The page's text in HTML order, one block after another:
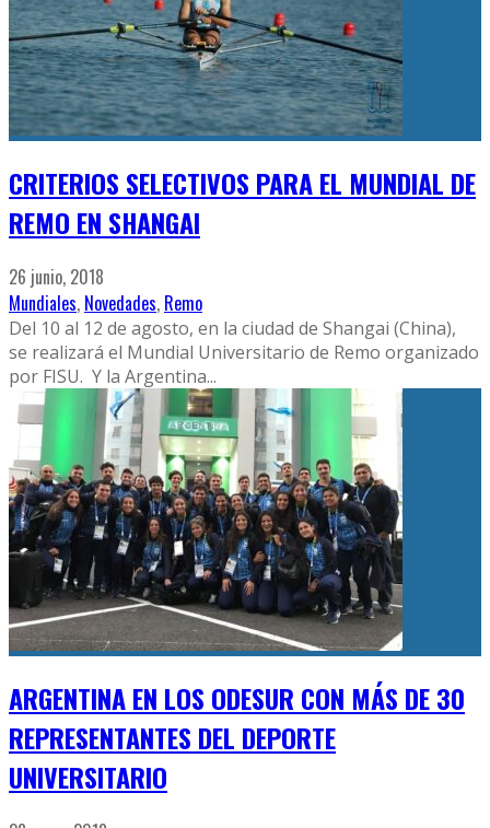
CRITERIOS SELECTIVOS PARA EL MUNDIAL DE
REMO EN SHANGAI
26 junio, 2018
Mundiales, Novedades, Remo
Del 10 al 12 de agosto, en la ciudad de Shangai (China),
se realizará el Mundial Universitario de Remo organizado
por FISU. Y la Argentina...
ARGENTINA EN LOS ODESUR CON MÁS DE 30
REPRESENTANTES DEL DEPORTE
UNIVERSITARIO